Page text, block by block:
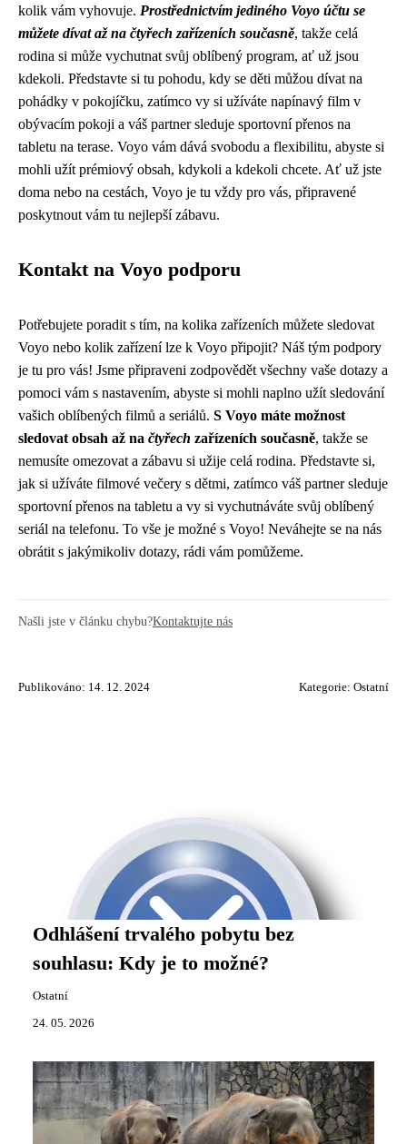
kolik vám vyhovuje. Prostřednictvím jediného Voyo účtu se
můžete dívat až na čtyřech zařízeních současně, takže celá
rodina si může vychutnat svůj oblíbený program, ať už jsou
kdekoli. Představte si tu pohodu, kdy se děti můžou dívat na
pohádky v pokojíčku, zatímco vy si užíváte napínavý film v
obývacím pokoji a váš partner sleduje sportovní přenos na
tabletu na terase. Voyo vám dává svobodu a flexibilitu, abyste si
mohli užít prémiový obsah, kdykoli a kdekoli chcete. Ať už jste
doma nebo na cestách, Voyo je tu vždy pro vás, připravené
poskytnout vám tu nejlepší zábavu.
Kontakt na Voyo podporu
Potřebujete poradit s tím, na kolika zařízeních můžete sledovat
Voyo nebo kolik zařízení lze k Voyo připojit? Náš tým podpory
je tu pro vás! Jsme připraveni zodpovědět všechny vaše dotazy a
pomoci vám s nastavením, abyste si mohli naplno užít sledování
vašich oblíbených filmů a seriálů. S Voyo máte možnost
sledovat obsah až na čtyřech zařízeních současně, takže se
nemusíte omezovat a zábavu si užije celá rodina. Představte si,
jak si užíváte filmové večery s dětmi, zatímco váš partner sleduje
sportovní přenos na tabletu a vy si vychutnáváte svůj oblíbený
seriál na telefonu. To vše je možné s Voyo! Neváhejte se na nás
obrátit s jakýmikoliv dotazy, rádi vám pomůžeme.
Našli jste v článku chybu?Kontaktujte nás
Publikováno: 14. 12. 2024 Kategorie: Ostatní
Odhlášení trvalého pobytu bez
souhlasu: Kdy je to možné?
Ostatní
24. 05. 2026